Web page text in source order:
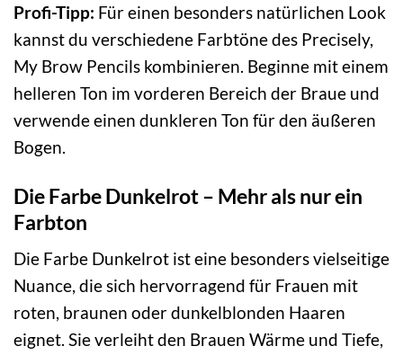
Profi-Tipp: Für einen besonders natürlichen Look
kannst du verschiedene Farbtöne des Precisely,
My Brow Pencils kombinieren. Beginne mit einem
helleren Ton im vorderen Bereich der Braue und
verwende einen dunkleren Ton für den äußeren
Bogen.
Die Farbe Dunkelrot – Mehr als nur ein
Farbton
Die Farbe Dunkelrot ist eine besonders vielseitige
Nuance, die sich hervorragend für Frauen mit
roten, braunen oder dunkelblonden Haaren
eignet. Sie verleiht den Brauen Wärme und Tiefe,